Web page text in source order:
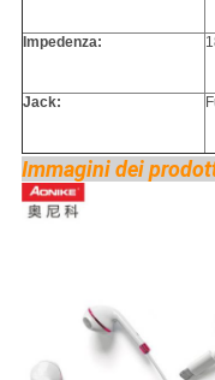
Impedenza:
Jack:
Immagini dei